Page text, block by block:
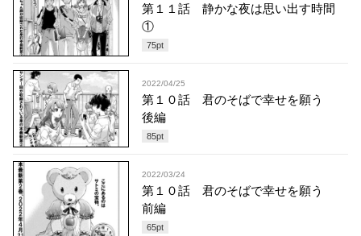
第１１話 静かな夜は思い出す時間
①
75pt
2022/04/25
第１０話 君のそばで幸せを願う
後編
85pt
2022/03/24
第１０話 君のそばで幸せを願う
前編
65pt